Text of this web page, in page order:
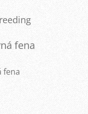
fena
fena